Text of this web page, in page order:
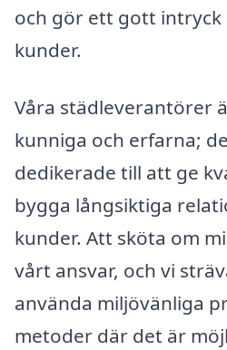
och gör ett gott intryck
kunder.
Våra städleverantörer
kunniga och erfarna;
dedikerade till att ge
bygga långsiktiga
kunder. Att sköta om
vårt ansvar, och vi
använda miljövänliga
metoder där det är